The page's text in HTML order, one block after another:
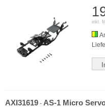
inkl.
AXI31619 - AS-1 Micro